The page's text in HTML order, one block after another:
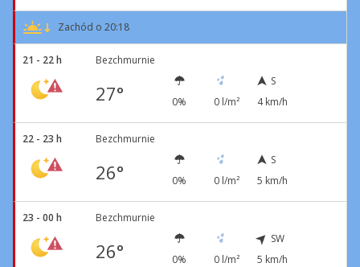
Zachód o 20:18
21 - 22 h Bezchmurnie
27° 0% 0 l/m²
S
4 km/h
22 - 23 h Bezchmurnie
26° 0% 0 l/m²
S
5 km/h
23 - 00 h Bezchmurnie
26° 0% 0 l/m²
SW
5 km/h